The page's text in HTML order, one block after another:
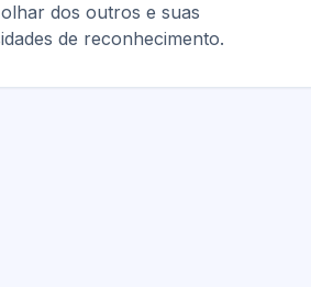
dos outros e suas
de reconhecimento.